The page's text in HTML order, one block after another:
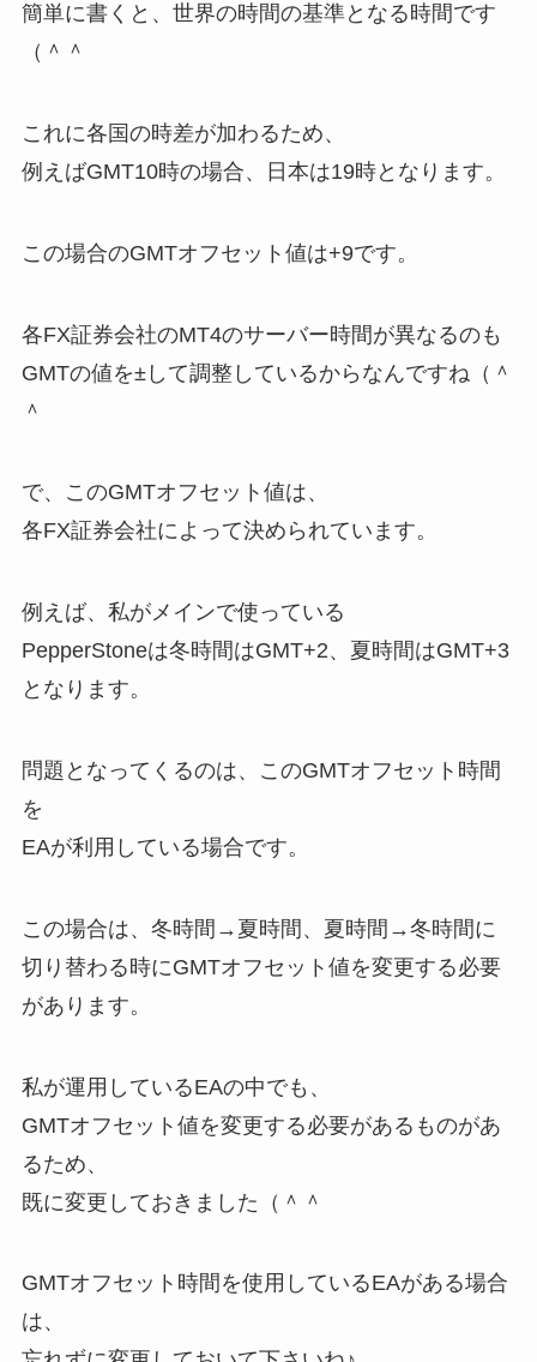
簡単に書くと、世界の時間の基準となる時間です
（＾＾
これに各国の時差が加わるため、
例えばGMT10時の場合、日本は19時となります。
この場合のGMTオフセット値は+9です。
各FX証券会社のMT4のサーバー時間が異なるのも
GMTの値を±して調整しているからなんですね（＾
＾
で、このGMTオフセット値は、
各FX証券会社によって決められています。
例えば、私がメインで使っている
PepperStoneは冬時間はGMT+2、夏時間はGMT+3
となります。
問題となってくるのは、このGMTオフセット時間
を
EAが利用している場合です。
この場合は、冬時間→夏時間、夏時間→冬時間に
切り替わる時にGMTオフセット値を変更する必要
があります。
私が運用しているEAの中でも、
GMTオフセット値を変更する必要があるものがあ
るため、
既に変更しておきました（＾＾
GMTオフセット時間を使用しているEAがある場合
は、